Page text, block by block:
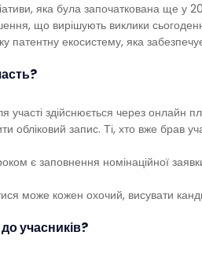
яка була започаткована ще у
що вирішують виклики
патентну екосистему, яка
участі здійснюється через онлайн
обліковий запис. Ті, хто вже брав
є заповнення номінаційної
може кожен охочий, висувати
учасників?